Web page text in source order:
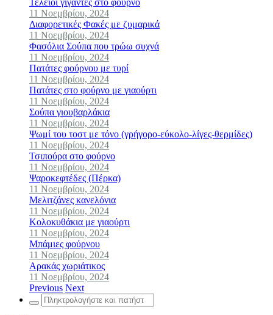
Τέλειοι γίγαντες στο φούρνο
11 Νοεμβρίου, 2024
Διαφορετικές Φακές με ζυμαρικά
11 Νοεμβρίου, 2024
Φασόλια Σούπα που τρώω συχνά
11 Νοεμβρίου, 2024
Πατάτες φούρνου με τυρί
11 Νοεμβρίου, 2024
Πατάτες στο φούρνο με γιαούρτι
11 Νοεμβρίου, 2024
Σούπα γιουβαρλάκια
11 Νοεμβρίου, 2024
Ψωμί του τοστ με τόνο (γρήγορο-εύκολο-λίγες-θερμίδες)
11 Νοεμβρίου, 2024
Τσιπούρα στο φούρνο
11 Νοεμβρίου, 2024
Ψαροκεφτέδες (Πέρκα)
11 Νοεμβρίου, 2024
Μελιτζάνες κανελόνια
11 Νοεμβρίου, 2024
Κολοκυθάκια με γιαούρτι
11 Νοεμβρίου, 2024
Μπάμιες φούρνου
11 Νοεμβρίου, 2024
Αρακάς χωριάτικος
11 Νοεμβρίου, 2024
Previous Next
Search
for: